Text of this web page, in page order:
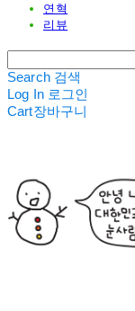
연혁
리뷰
Search 검색
Log In 로그인
Cart장바구니